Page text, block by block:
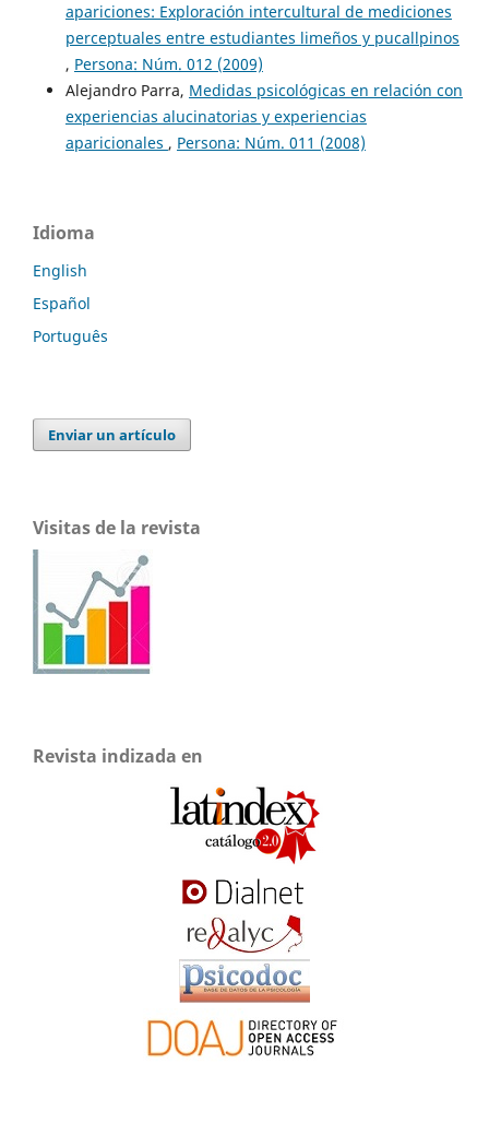
apariciones: Exploración intercultural de mediciones
perceptuales entre estudiantes limeños y pucallpinos
, Persona: Núm. 012 (2009)
Alejandro Parra, Medidas psicológicas en relación con
experiencias alucinatorias y experiencias
aparicionales , Persona: Núm. 011 (2008)
Idioma
English
Español
Português
Enviar un artículo
Visitas de la revista
Revista indizada en